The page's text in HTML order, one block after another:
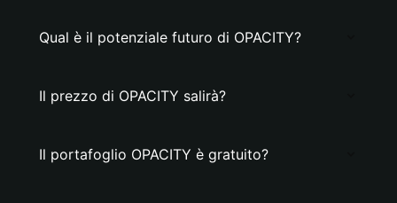
Qual è il potenziale futuro di OPACITY?
Il prezzo di OPACITY salirà?
Il portafoglio OPACITY è gratuito?